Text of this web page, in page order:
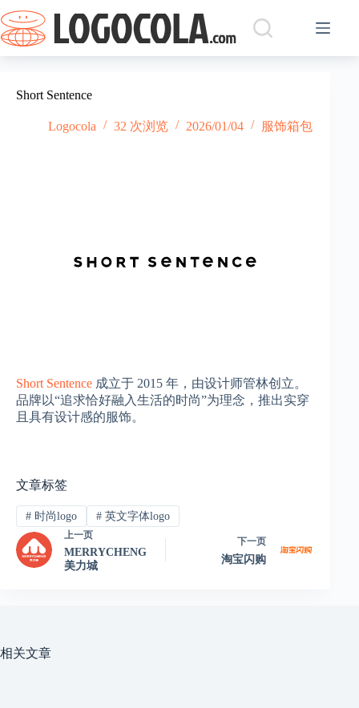
过
内
容
Short Sentence
Logocola 32 次浏览 2026/01/04 服饰箱包
Short Sentence 成立于 2015 年，由设计师管林创立。
品牌以“追求恰好融入生活的时尚”为理念，推出实穿
且具有设计感的服饰。
文章标签
#时尚logo #英文字体logo
上一页
MERRYCHENG
美力城
下一页
淘宝闪购
相关文章